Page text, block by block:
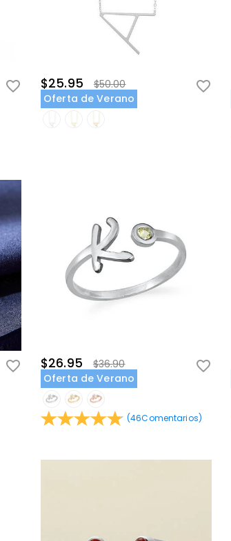
$25.95
$50.00
Oferta de Verano
$26.95
$36.90
Oferta de Verano
(46Comentarios)